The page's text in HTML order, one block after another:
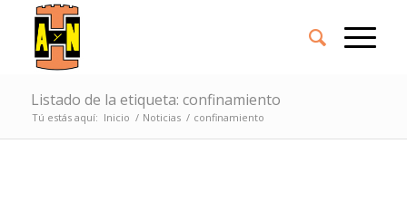
Listado de la etiqueta: confinamiento
Tú estás aquí: Inicio / Noticias / confinamiento